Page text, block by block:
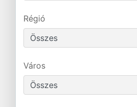
Régió
Város